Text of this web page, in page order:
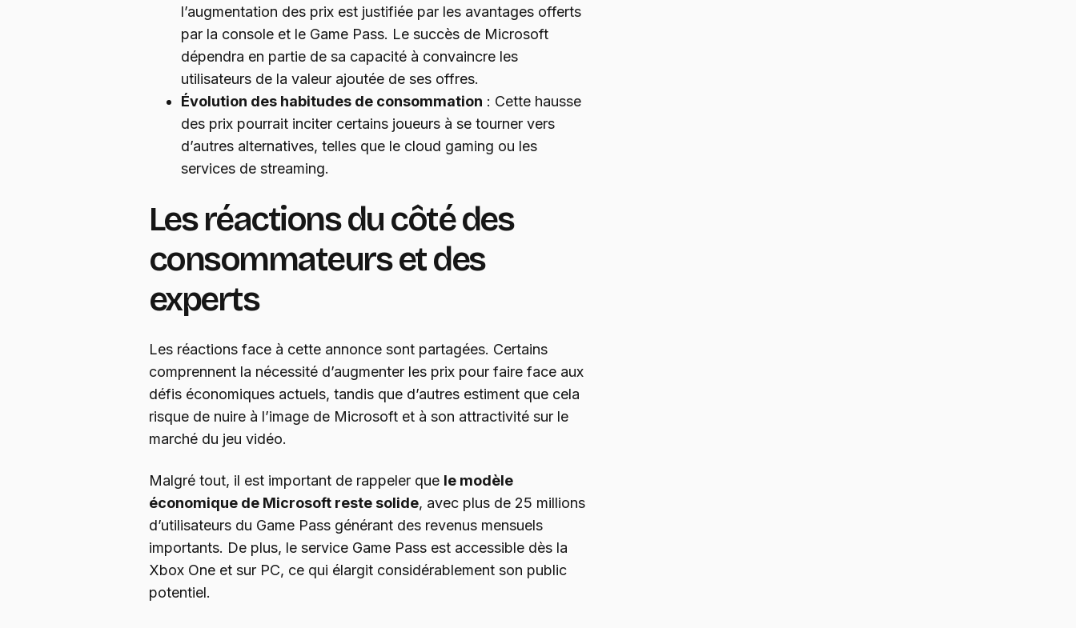
l’augmentation des prix est justifiée par les avantages offerts
par la console et le Game Pass. Le succès de Microsoft
dépendra en partie de sa capacité à convaincre les
utilisateurs de la valeur ajoutée de ses offres.
Évolution des habitudes de consommation : Cette hausse
des prix pourrait inciter certains joueurs à se tourner vers
d’autres alternatives, telles que le cloud gaming ou les
services de streaming.
Les réactions du côté des
consommateurs et des
experts
Les réactions face à cette annonce sont partagées. Certains
comprennent la nécessité d’augmenter les prix pour faire face aux
défis économiques actuels, tandis que d’autres estiment que cela
risque de nuire à l’image de Microsoft et à son attractivité sur le
marché du jeu vidéo.
Malgré tout, il est important de rappeler que le modèle
économique de Microsoft reste solide, avec plus de 25 millions
d’utilisateurs du Game Pass générant des revenus mensuels
importants. De plus, le service Game Pass est accessible dès la
Xbox One et sur PC, ce qui élargit considérablement son public
potentiel.